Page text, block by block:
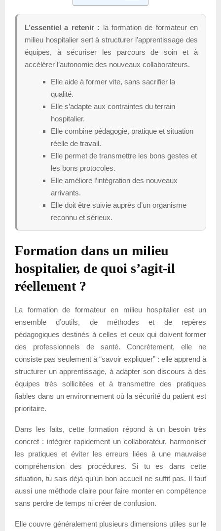
L’essentiel a retenir : la formation de formateur en
milieu hospitalier sert à structurer l’apprentissage des
équipes, à sécuriser les parcours de soin et à
accélérer l’autonomie des nouveaux collaborateurs.
Elle aide à former vite, sans sacrifier la
qualité.
Elle s’adapte aux contraintes du terrain
hospitalier.
Elle combine pédagogie, pratique et situation
réelle de travail.
Elle permet de transmettre les bons gestes et
les bons protocoles.
Elle améliore l’intégration des nouveaux
arrivants.
Elle doit être suivie auprès d’un organisme
reconnu et sérieux.
Formation dans un milieu
hospitalier, de quoi s’agit-il
réellement ?
La formation de formateur en milieu hospitalier est un
ensemble d’outils, de méthodes et de repères
pédagogiques destinés à celles et ceux qui doivent former
des professionnels de santé. Concrètement, elle ne
consiste pas seulement à “savoir expliquer” : elle apprend à
structurer un apprentissage, à adapter son discours à des
équipes très sollicitées et à transmettre des pratiques
fiables dans un environnement où la sécurité du patient est
prioritaire.
Dans les faits, cette formation répond à un besoin très
concret : intégrer rapidement un collaborateur, harmoniser
les pratiques et éviter les erreurs liées à une mauvaise
compréhension des procédures. Si tu es dans cette
situation, tu sais déjà qu’un bon accueil ne suffit pas. Il faut
aussi une méthode claire pour faire monter en compétence
sans perdre de temps ni créer de confusion.
Elle couvre généralement plusieurs dimensions utiles sur le